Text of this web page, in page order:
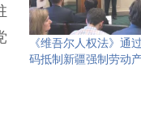
《维吾尔人权法》通
码抵制新疆强制劳动